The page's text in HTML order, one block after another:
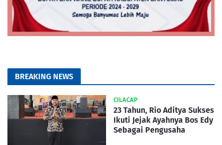
BREAKING NEWS
CILACAP
23 Tahun, Rio Aditya Sukses
Ikuti Jejak Ayahnya Bos Edy
Sebagai Pengusaha